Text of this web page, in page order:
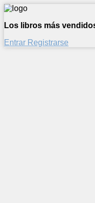
Los libros más
Entrar Registrarse